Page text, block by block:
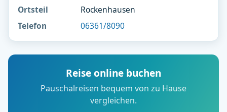
Ortsteil
Rockenhausen
Telefon
06361/8090
Reise online buchen
Pauschalreisen bequem von zu Hause
vergleichen.